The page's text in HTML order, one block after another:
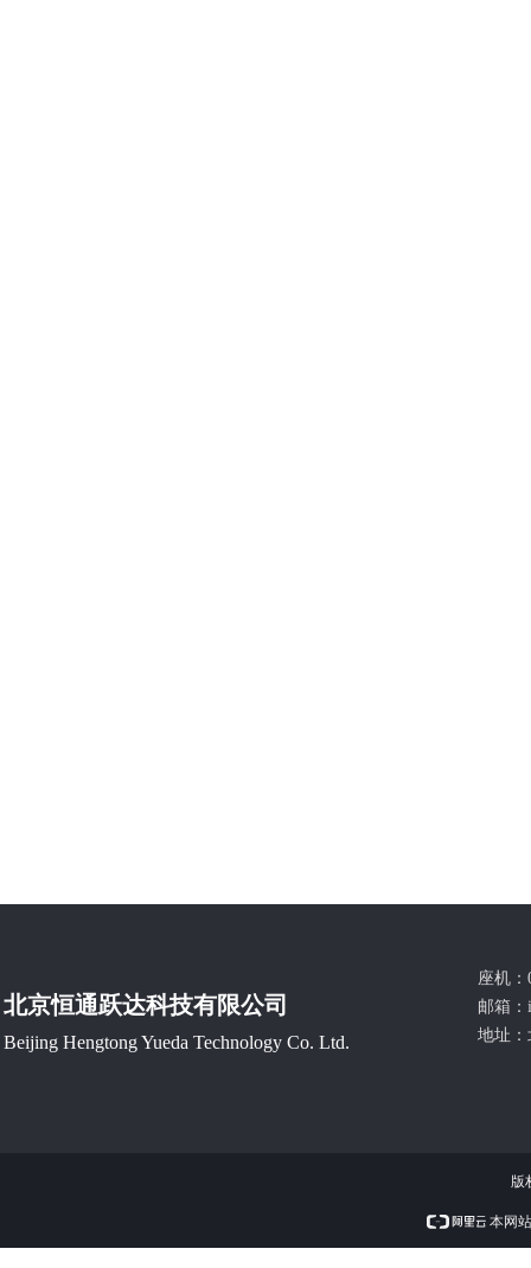
座机
邮箱：
地址：
北京恒通跃达科技有限公司
Beijing Hengtong Yueda Technology Co. Ltd.
版
本网